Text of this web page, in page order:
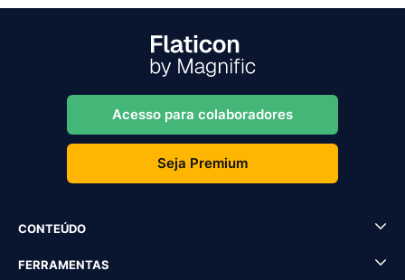
Acesso para colaboradores
Seja Premium
CONTEÚDO
FERRAMENTAS